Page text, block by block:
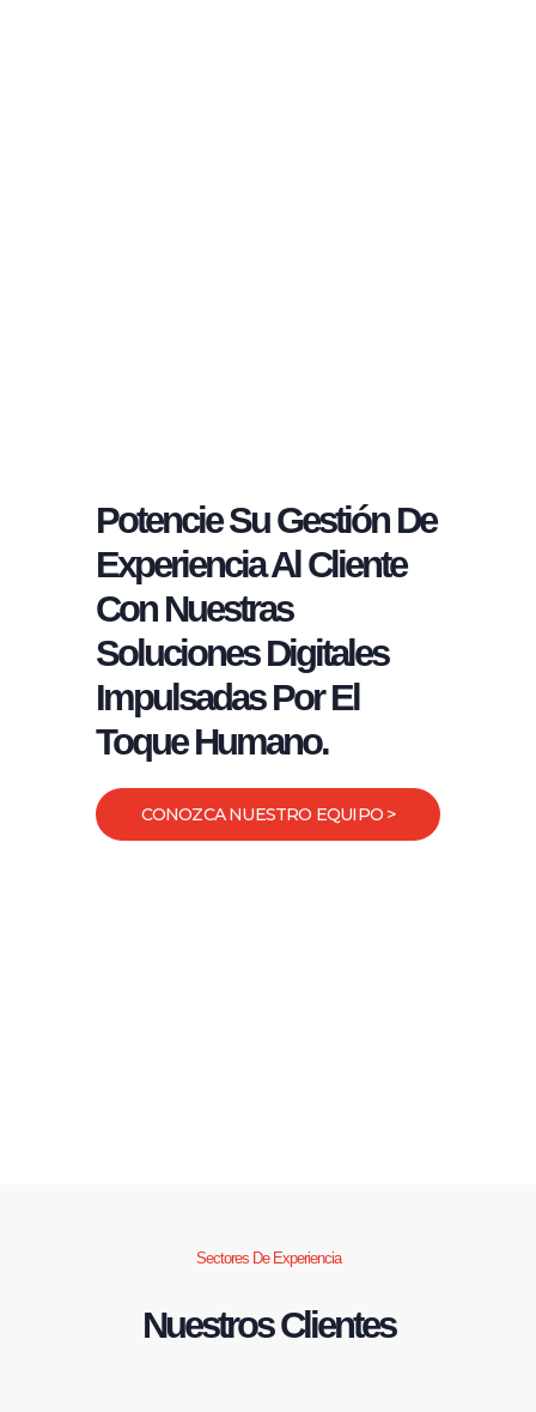
Potencie Su Gestión De
Experiencia Al Cliente
Con Nuestras
Soluciones Digitales
Impulsadas Por El
Toque Humano.
CONOZCA NUESTRO EQUIPO >
Sectores De Experiencia
Nuestros Clientes